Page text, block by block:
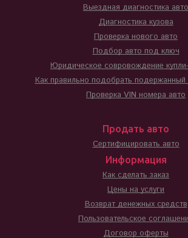
Выездная диагностика авто
Диагностика кузова
Проверка нового авто
Подбор авто под ключ
Юридическое совровождение
Как правильно подобрать
Проверка VIN номера авто
Продать авто
Сертифицировать авто
Информация
Как сделать заказ
Цены на услуги
Возврат денежных средств
Пользовательское
Договор оферты